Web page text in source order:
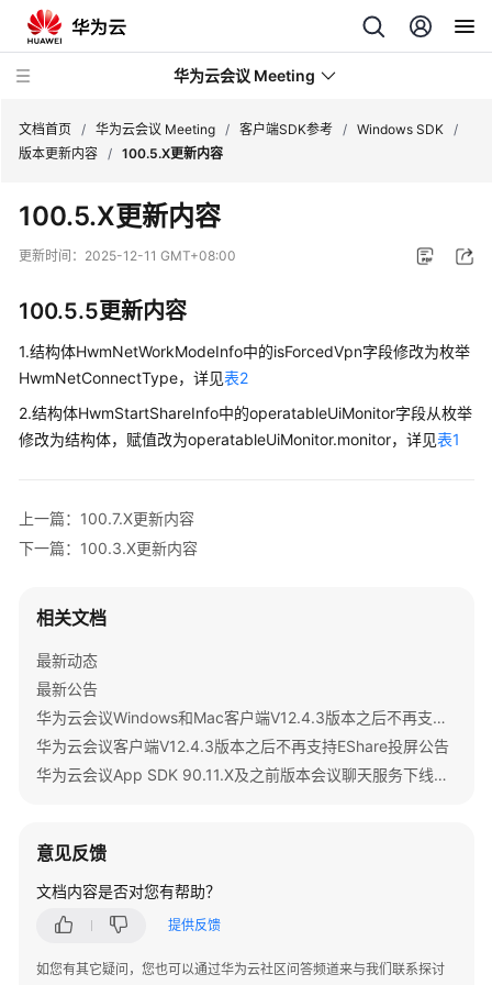
华为云会议 Meeting
新
动
服
务
产
绍
说
购
买
指
南
入
门
理
文档首页 / 华为云会议 Meeting / 客户端SDK参考 / Windows SDK /
版本更新内容 / 100.5.X更新内容
100.5.X更新内容
更新时间： 2025-12-11 GMT+08:00
100.5.5更新内容
1.结构体HwmNetWorkModeInfo中的isForcedVpn字段修改为枚举
HwmNetConnectType，详见表2
2.结构体HwmStartShareInfo中的operatableUiMonitor字段从枚举
修改为结构体，赋值改为operatableUiMonitor.monitor，详见表1
上一篇：100.7.X更新内容
下一篇：100.3.X更新内容
相关文档
最新动态
最新公告
华为云会议Windows和Mac客户端V12.4.3版本之后不再支持IdeaShare投屏公告
华为云会议客户端V12.4.3版本之后不再支持EShare投屏公告
华为云会议App SDK 90.11.X及之前版本会议聊天服务下线公告
意见反馈
文档内容是否对您有帮助？
提供反馈
如您有其它疑问，您也可以通过华为云社区问答频道来与我们联系探讨